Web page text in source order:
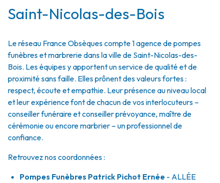
Saint-Nicolas-des-Bois
Le réseau France Obsèques compte 1 agence de pompes
funèbres et marbrerie dans la ville de Saint-Nicolas-des-
Bois. Les équipes y apportent un service de qualité et de
proximité sans faille. Elles prônent des valeurs fortes :
respect, écoute et empathie. Leur présence au niveau local
et leur expérience font de chacun de vos interlocuteurs –
conseiller funéraire et conseiller prévoyance, maître de
cérémonie ou encore marbrier – un professionnel de
confiance.
Retrouvez nos coordonnées :
Pompes Funèbres Patrick Pichot Ernée - ALLÉE